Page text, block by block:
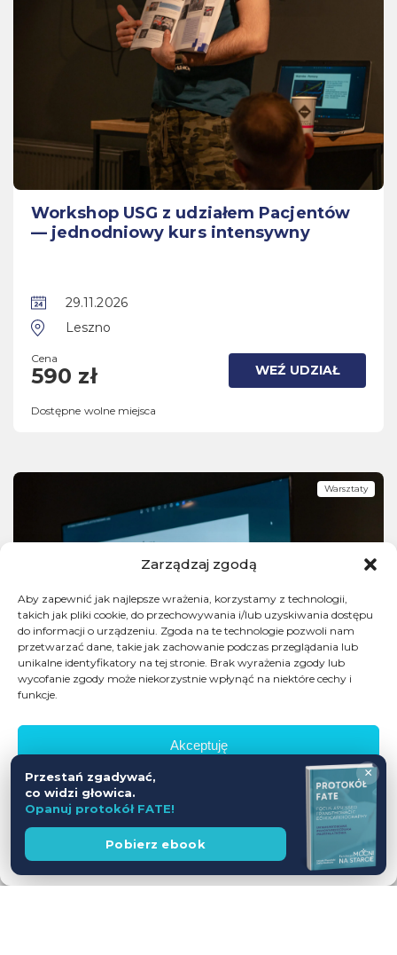
Zarządzaj zgodą
Aby zapewnić jak najlepsze wrażenia, korzystamy z technologii,
takich jak pliki cookie, do przechowywania i/lub uzyskiwania dostępu
do informacji o urządzeniu. Zgoda na te technologie pozwoli nam
przetwarzać dane, takie jak zachowanie podczas przeglądania lub
unikalne identyfikatory na tej stronie. Brak wyrażenia zgody lub
wycofanie zgody może niekorzystnie wpłynąć na niektóre cechy i
funkcje.
Akceptuję
Zobacz preferencje
Polityka prywatności
Workshop USG z udziałem Pacjentów
— jednodniowy kurs intensywny
29.11.2026
Leszno
Cena
590 zł WEŹ UDZIAŁ
Dostępne wolne miejsca
Warsztaty
Wesprzyj
fundację
×
Przestań zgadywać,
co widzi głowica.
Opanuj protokół FATE!
Pobierz ebook